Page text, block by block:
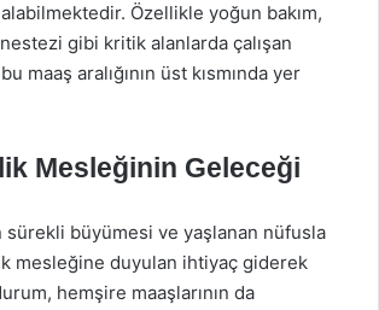
Özellikle yoğun bakım,
gibi kritik alanlarda çalışan
maaş aralığının üst kısmında yer
Mesleğinin Geleceği
sürekli büyümesi ve yaşlanan nüfusla
mesleğine duyulan ihtiyaç giderek
hemşire maaşlarının da